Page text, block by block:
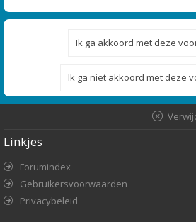
Linkjes
Forumindex
Gebruikersvoorwaarden
Privacybeleid